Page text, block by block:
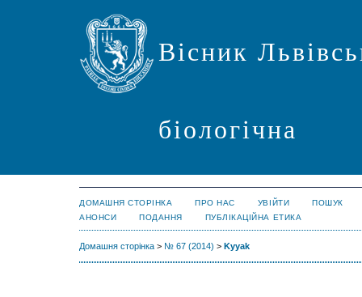
Вісник
біологічна
ДОМАШНЯ СТОРІНКА ПРО НАС УВІЙТИ
ПОШУК
АНОНСИ
ПОДАННЯ ПУБЛІКАЦІЙНА ЕТИКА
Домашня сторінка > № 67 (2014) > Kyyak